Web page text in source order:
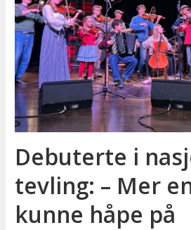
Debuterte i
tevling: – Mer
kunne håpe på